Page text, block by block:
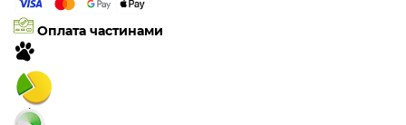
Оплата частинами